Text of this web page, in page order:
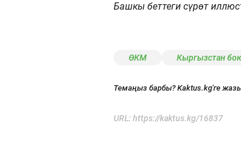
Башкы беттеги сүрөт
ӨКМ Кыргызстан
Темаңыз барбы? Kaktus.kg'ге
URL: https://kaktus.kg/16837